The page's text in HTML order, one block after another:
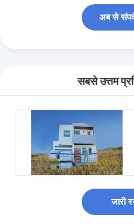
अब से
सबसे उत्तम
जारी